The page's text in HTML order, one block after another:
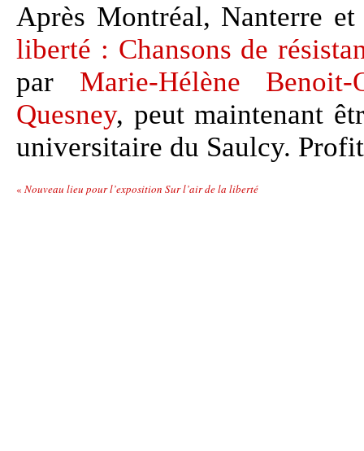
Après Montréal, Nanterre
liberté : Chansons de
par Marie-Hélène Benoit-
Quesney, peut maintenant
universitaire du Saulcy.
« Nouveau lieu pour l’exposition Sur l’air de la liberté